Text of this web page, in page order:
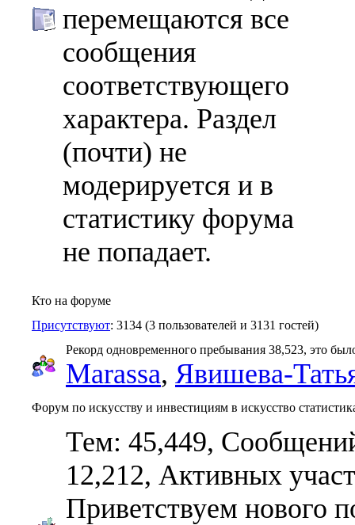
перемещаются все
сообщения
соответствующего
характера. Раздел
(почти) не
модерируется и в
статистику форума
не попадает.
Кто на форуме
Присутствуют: 3134 (3 пользователей и 3131 гостей)
Рекорд одновременного пребывания 38,523, это
Marassa, Явишева-
Форум по искусству и инвестициям в искусство
Тем: 45,449,
12,212, Активных
Приветствуем нового